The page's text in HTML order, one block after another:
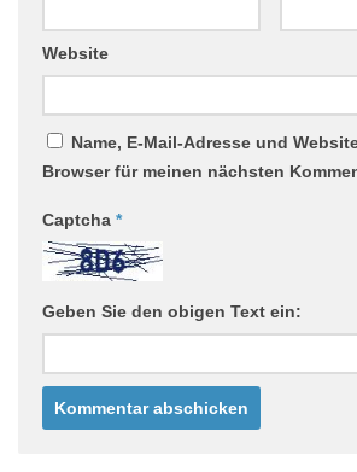
Website
Name, E-Mail-Adresse und
Browser für meinen nächsten
Captcha *
Geben Sie den obigen Text ein: